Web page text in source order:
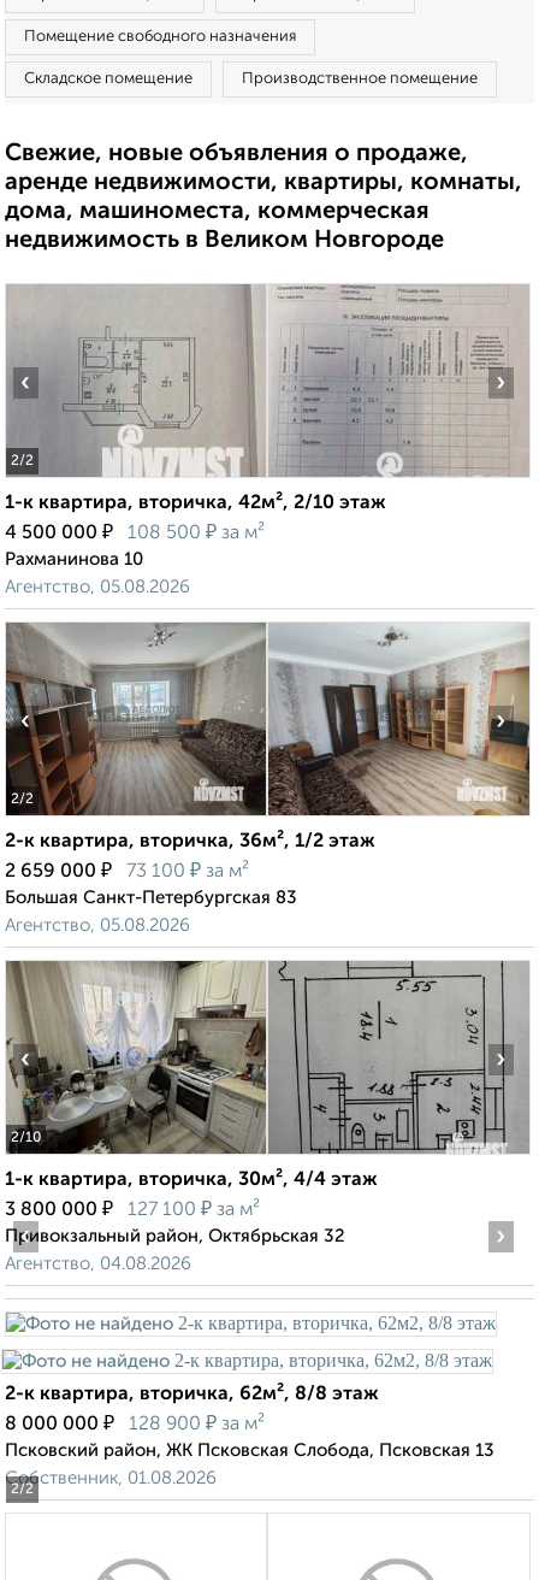
Помещение свободного назначения
Складское помещение Производственное помещение
Свежие, новые объявления о продаже,
аренде недвижимости, квартиры, комнаты,
дома, машиноместа, коммерческая
недвижимость в Великом Новгороде
2/2
‹ ›
1-к квартира, вторичка, 42м², 2/10 этаж
4 500 000 ₽ 108 500 ₽ за м²
Рахманинова 10
Агентство, 05.08.2026
2/2
‹ ›
2-к квартира, вторичка, 36м², 1/2 этаж
2 659 000 ₽ 73 100 ₽ за м²
Большая Санкт-Петербургская 83
Агентство, 05.08.2026
2/10
‹ ›
1-к квартира, вторичка, 30м², 4/4 этаж
3 800 000 ₽ 127 100 ₽ за м²
Привокзальный район, Октябрьская 32
Агентство, 04.08.2026
2/2
‹ ›
2-к квартира, вторичка, 62м², 8/8 этаж
8 000 000 ₽ 128 900 ₽ за м²
Псковский район, ЖК Псковская Слобода, Псковская 13
Собственник, 01.08.2026